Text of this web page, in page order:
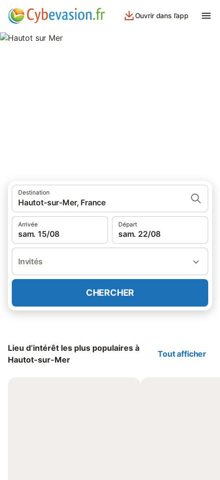
Ouvrir dans l’app
Destination
Hautot-sur-Mer, France
Arrivée
sam. 15/08
Départ
sam. 22/08
Invités
CHERCHER
Lieu d’intérêt les plus populaires à
Hautot-sur-Mer
Tout afficher